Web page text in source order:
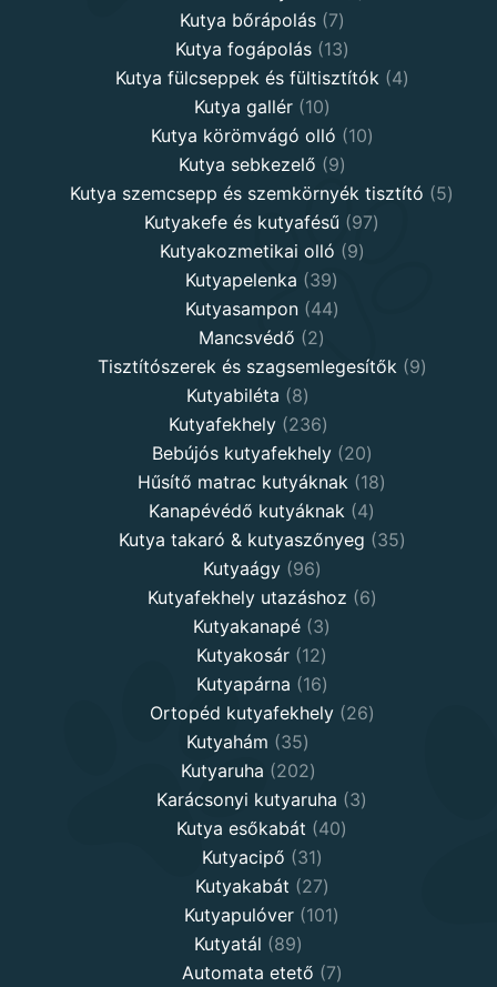
Kutya bőrápolás 77
products
Kutya fogápolás 1313
products
Kutya fülcseppek és fültisztítók 44
Kutya gallér 1010
products
Kutya körömvágó olló 1010
Kutya sebkezelő 99
products
Kutya szemcsepp és szemkörnyék tisztító 55
Kutyakefe és kutyafésű 9797
Kutyakozmetikai olló 99
Kutyapelenka 3939
products
Kutyasampon 4444
Mancsvédő 22
products
Tisztítószerek és szagsemlegesítők 99
Kutyabiléta 88
products
Kutyafekhely 236236
products
Bebújós kutyafekhely 2020
products
Hűsítő matrac kutyáknak 1818
Kanapévédő kutyáknak 44
products
Kutya takaró & kutyaszőnyeg 3535
Kutyaágy 9696
products
Kutyafekhely utazáshoz 66
Kutyakanapé 33
products
Kutyakosár 1212
products
Kutyapárna 1616
products
Ortopéd kutyafekhely 2626
Kutyahám 3535
products
Kutyaruha 202202
products
Karácsonyi kutyaruha 33
Kutya esőkabát 4040
Kutyacipő 3131
products
Kutyakabát 2727
products
Kutyapulóver 101101
Kutyatál 8989
products
Automata etető 77